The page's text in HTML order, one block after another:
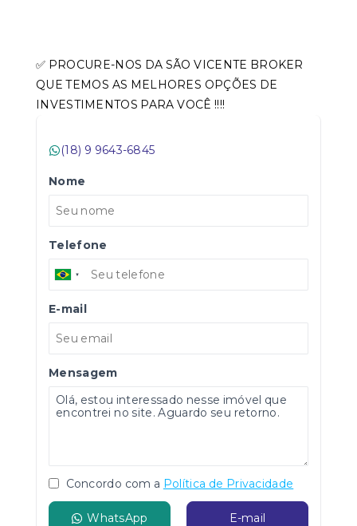
✅ PROCURE-NOS DA SÃO VICENTE BROKER
QUE TEMOS AS MELHORES OPÇÕES DE
INVESTIMENTOS PARA VOCÊ !!!!
(18) 9 9643-6845
Nome
Telefone
E-mail
Mensagem
Concordo com a Política de Privacidade
WhatsApp E-mail